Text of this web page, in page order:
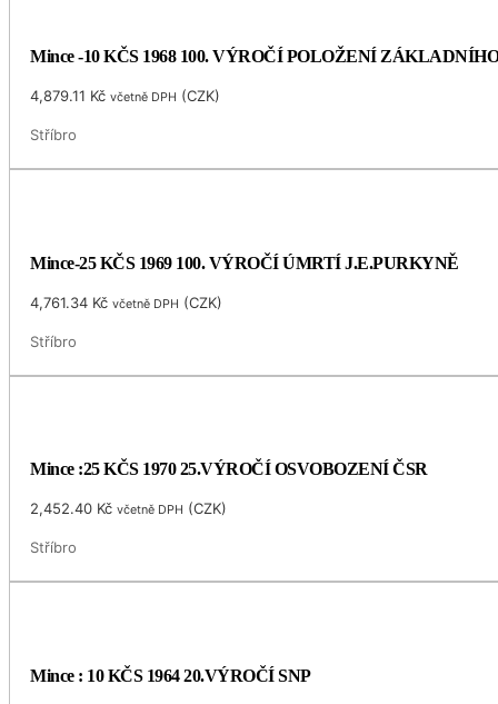
Mince -10 KČS 1968 100. VÝROČÍ POLOŽENÍ
4,879.11 Kč včetně DPH (CZK)
Stříbro
Mince-25 KČS 1969 100. VÝROČÍ ÚMRTÍ J.E.PURKYNĚ
4,761.34 Kč včetně DPH (CZK)
Stříbro
Mince :25 KČS 1970 25.VÝROČÍ OSVOBOZENÍ ČSR
2,452.40 Kč včetně DPH (CZK)
Stříbro
Mince : 10 KČS 1964 20.VÝROČÍ SNP